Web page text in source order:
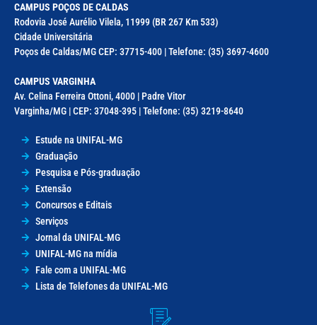
CAMPUS POÇOS DE CALDAS
Rodovia José Aurélio Vilela, 11999 (BR 267 Km 533)
Cidade Universitária
Poços de Caldas/MG CEP: 37715-400 | Telefone: (35) 3697-4600
CAMPUS VARGINHA
Av. Celina Ferreira Ottoni, 4000 | Padre Vitor
Varginha/MG | CEP: 37048-395 | Telefone: (35) 3219-8640
Estude na UNIFAL-MG
Graduação
Pesquisa e Pós-graduação
Extensão
Concursos e Editais
Serviços
Jornal da UNIFAL-MG
UNIFAL-MG na mídia
Fale com a UNIFAL-MG
Lista de Telefones da UNIFAL-MG